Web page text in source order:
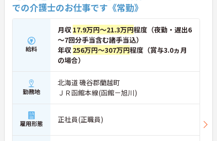
での介護士のお仕事です《常勤》
給料
月収 17.9万円～21.3万円程度（夜勤・遅出6
～7回分手当含む諸手当込）
年収 256万円～307万円程度（賞与3.0ヵ月
の場合）
勤務地
北海道 磯谷郡蘭越町
ＪＲ函館本線(函館－旭川)
雇用形態 正社員(正職員)